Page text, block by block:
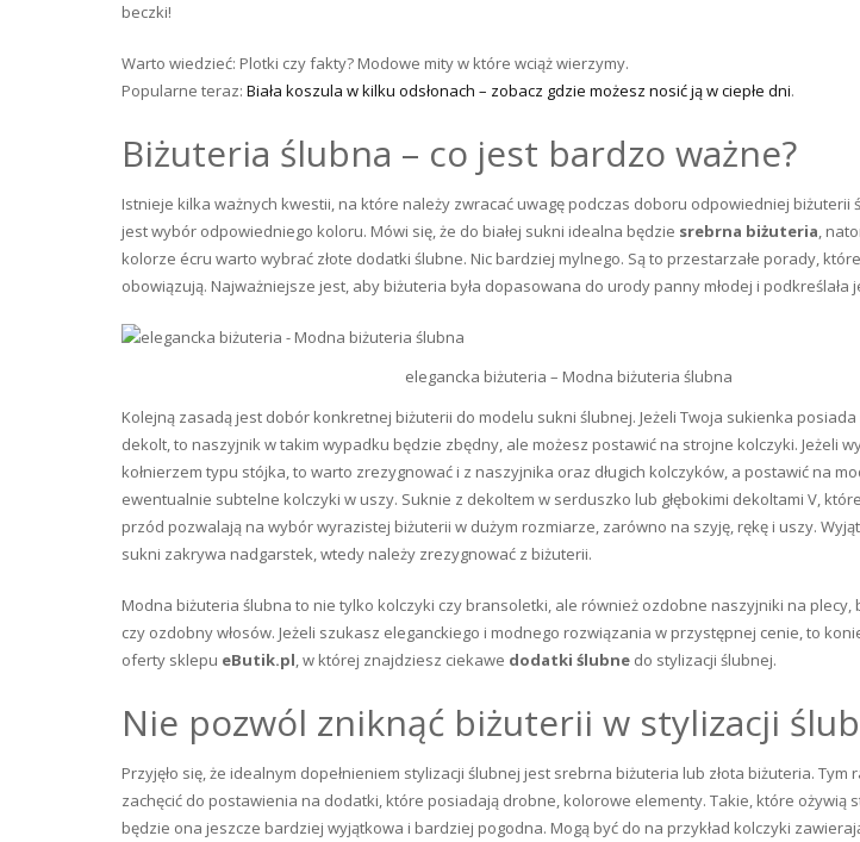
beczki!
Warto wiedzieć: Plotki czy fakty? Modowe mity w które wciąż wierzymy.
Popularne teraz: Biała koszula w kilku odsłonach – zobacz gdzie możesz nosić ją w ciepłe dni.
Biżuteria ślubna – co jest bardzo ważne?
Istnieje kilka ważnych kwestii, na które należy zwracać uwagę podczas doboru odpowiedniej biżuterii
jest wybór odpowiedniego koloru. Mówi się, że do białej sukni idealna będzie srebrna biżuteria,
kolorze écru warto wybrać złote dodatki ślubne. Nic bardziej mylnego. Są to przestarzałe porady,
obowiązują. Najważniejsze jest, aby biżuteria była dopasowana do urody panny młodej i podkreślała
elegancka biżuteria – Modna biżuteria ślubna
Kolejną zasadą jest dobór konkretnej biżuterii do modelu sukni ślubnej. Jeżeli Twoja sukienka
dekolt, to naszyjnik w takim wypadku będzie zbędny, ale możesz postawić na strojne kolczyki. Jeżeli
kołnierzem typu stójka, to warto zrezygnować i z naszyjnika oraz długich kolczyków, a postawić na
ewentualnie subtelne kolczyki w uszy. Suknie z dekoltem w serduszko lub głębokimi dekoltami V,
przód pozwalają na wybór wyrazistej biżuterii w dużym rozmiarze, zarówno na szyję, rękę i uszy.
sukni zakrywa nadgarstek, wtedy należy zrezygnować z biżuterii.
Modna biżuteria ślubna to nie tylko kolczyki czy bransoletki, ale również ozdobne naszyjniki na
czy ozdobny włosów. Jeżeli szukasz eleganckiego i modnego rozwiązania w przystępnej cenie, to
oferty sklepu eButik.pl, w której znajdziesz ciekawe dodatki ślubne do stylizacji ślubnej.
Nie pozwól zniknąć biżuterii w stylizacji
Przyjęło się, że idealnym dopełnieniem stylizacji ślubnej jest srebrna biżuteria lub złota biżuteria. Tym
zachęcić do postawienia na dodatki, które posiadają drobne, kolorowe elementy. Takie, które ożywią
będzie ona jeszcze bardziej wyjątkowa i bardziej pogodna. Mogą być do na przykład kolczyki